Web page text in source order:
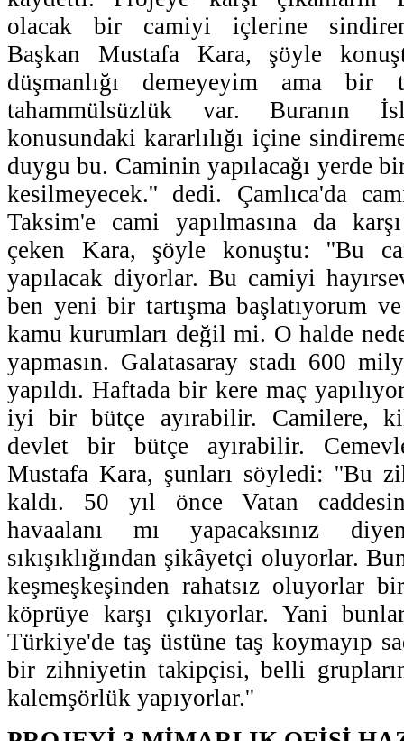
olacak bir camiyi içlerine
Başkan Mustafa Kara, şöyle
düşmanlığı demeyeyim ama bir
tahammülsüzlük var. Buranın
konusundaki kararlılığı içine
duygu bu. Caminin yapılacağı yerde
kesilmeyecek.'' dedi. Çamlıca'da
Taksim'e cami yapılmasına da
çeken Kara, şöyle konuştu: ''Bu
yapılacak diyorlar. Bu camiyi
ben yeni bir tartışma başlatıyorum
kamu kurumları değil mi. O halde
yapmasın. Galatasaray stadı 600
yapıldı. Haftada bir kere maç
iyi bir bütçe ayırabilir. Camilere,
devlet bir bütçe ayırabilir.
Mustafa Kara, şunları söyledi: ''Bu
kaldı. 50 yıl önce Vatan
havaalanı mı yapacaksınız
sıkışıklığından şikâyetçi oluyorlar.
keşmeşkeşinden rahatsız oluyorlar
köprüye karşı çıkıyorlar. Yani
Türkiye'de taş üstüne taş koymayıp
bir zihniyetin takipçisi, belli
kalemşörlük yapıyorlar.''